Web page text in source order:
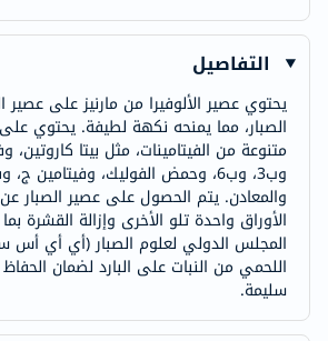
التفاصيل
يحتوي عصير الألوفيرا من مارنيز على عصير
وب3، وب6، وحمض الفوليك، وفيتامين
والمعادن. يتم الحصول على عصير الصبار
الأوراق واحدة تلو الأخرى وإزالة القشرة
المجلس الدولي لعلوم الصبار (أي أي أس
اللحمي من النبات على البارد لضمان
سليمة.